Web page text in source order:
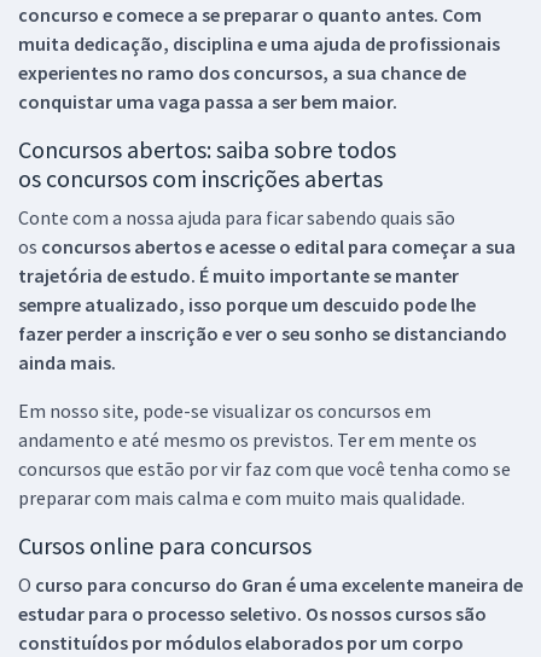
concurso e comece a se preparar o quanto antes. Com
muita dedicação, disciplina e uma ajuda de profissionais
experientes no ramo dos concursos, a sua chance de
conquistar uma vaga passa a ser bem maior.
Concursos abertos: saiba sobre todos
os concursos com inscrições abertas
Conte com a nossa ajuda para ficar sabendo quais são
os concursos abertos e acesse o edital para começar a sua
trajetória de estudo. É muito importante se manter
sempre atualizado, isso porque um descuido pode lhe
fazer perder a inscrição e ver o seu sonho se distanciando
ainda mais.
Em nosso site, pode-se visualizar os concursos em
andamento e até mesmo os previstos. Ter em mente os
concursos que estão por vir faz com que você tenha como se
preparar com mais calma e com muito mais qualidade.
Cursos online para concursos
O curso para concurso do Gran é uma excelente maneira de
estudar para o processo seletivo. Os nossos cursos são
constituídos por módulos elaborados por um corpo